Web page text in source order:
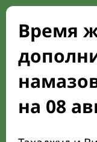
Время
на 08